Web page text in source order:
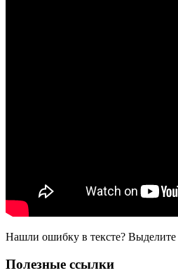
Нашли ошибку в тексте?
Полезные ссылки